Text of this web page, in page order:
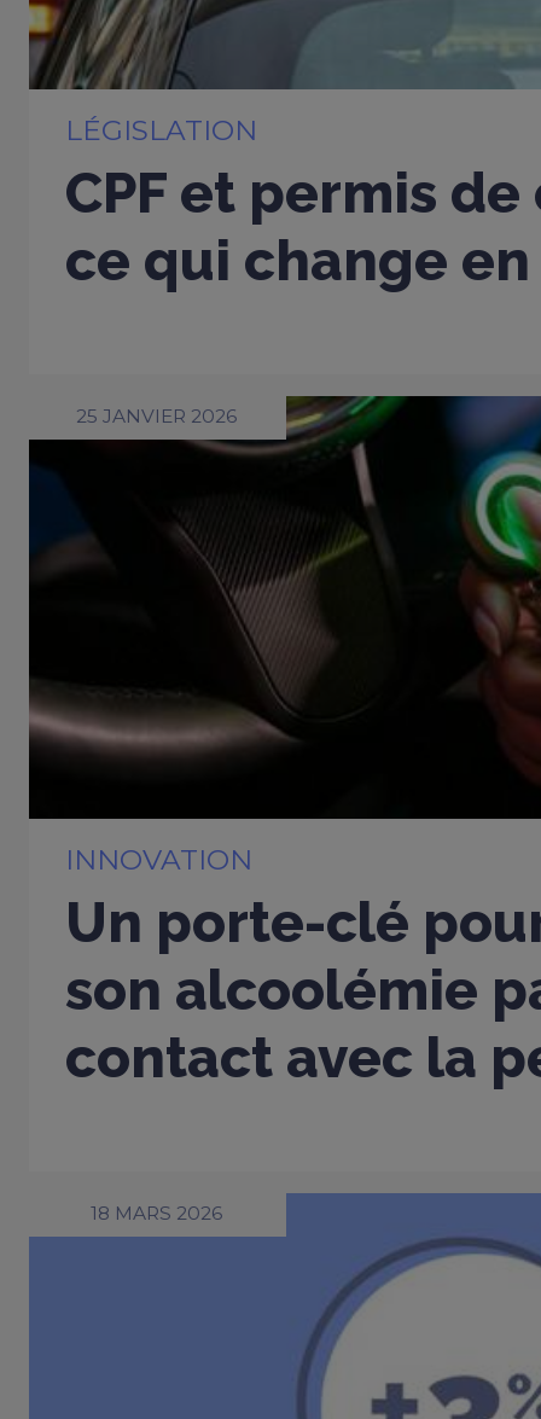
LÉGISLATION
CPF et permis
ce qui change
25 JANVIER 2026
INNOVATION
Un porte-clé
son alcoolémie
contact avec la
18 MARS 2026